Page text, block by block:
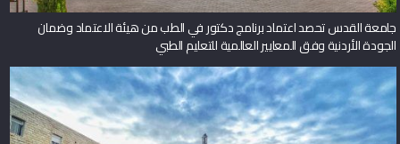
جامعة القدس تحصد اعتماد برنامج دكتور في الطب من هيئة الاعتماد وضمان
الجودة الأردنية وفق المعايير العالمية للتعليم الطبي